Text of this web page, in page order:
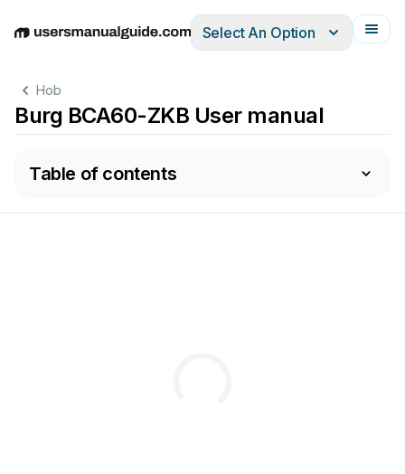
EnglishDeutschEspañolItalianoFrançais
Select An Option
Hob
Burg BCA60-ZKB User manual
Table of contents